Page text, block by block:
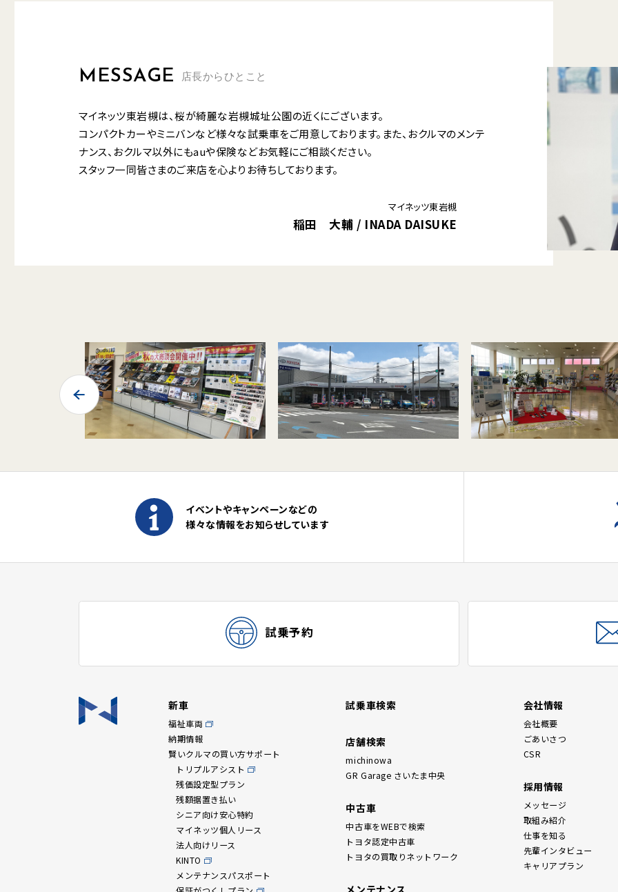
MESSAGE 店長からひとこと
マイネッツ東岩槻は、桜が綺麗な岩槻城址公園の近くにございます。
コンパクトカーやミニバンなど様々な試乗車をご用意しております。また、おクルマのメンテ
ナンス、おクルマ以外にもauや保険などお気軽にご相談ください。
スタッフ一同皆さまのご来店を心よりお待ちしております。
マイネッツ東岩槻
稲田 大輔 / INADA DAISUKE
イベントやキャンペーンなどの
様々な情報をお知らせしています
試乗予約
新車
福祉車両
納期情報
賢いクルマの買い方サポート
トリプルアシスト
残価設定型プラン
残額据置き払い
シニア向け安心特約
マイネッツ個人リース
法人向けリース
KINTO
メンテナンスパスポート
試乗車検索
店舗検索
michinowa
GR Garage さいたま中央
中古車
中古車をWEBで検索
トヨタ認定中古車
トヨタの買取りネットワーク
メンテナンス
会社情報
会社概要
ごあいさつ
CSR
採用情報
メッセージ
取組み紹介
仕事を知る
先輩インタビュー
キャリアプラン